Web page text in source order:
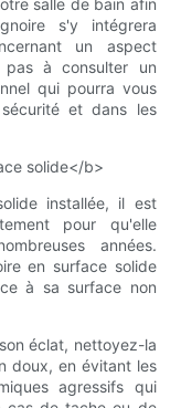
salle de bain afin
s'y intégrera
un aspect
pas à consulter un
qui pourra vous
et dans les
solide</b>
installée, il est
pour qu'elle
années.
en surface solide
à sa surface non
éclat, nettoyez-la
doux, en évitant les
agressifs qui